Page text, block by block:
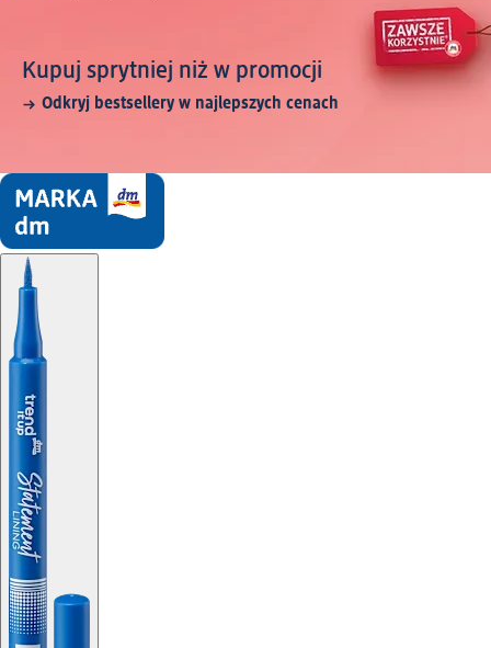
Kupuj sprytniej niż w promocji
Odkryj bestsellery w najlepszych cenach